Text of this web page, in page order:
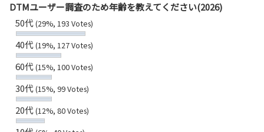
DTMユーザー調査のため年齢を教えてください(2026)
50代(29%, 193 Votes)
40代(19%, 127 Votes)
60代(15%, 100 Votes)
30代(15%, 99 Votes)
20代(12%, 80 Votes)